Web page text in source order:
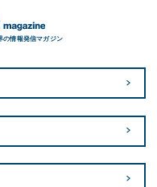
の情報発信マガジン